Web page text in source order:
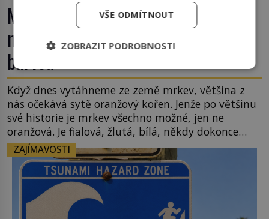
Mrkev není jen oranžová. Její
neuvěřitelný příběh začíná fialovou
barvou
Když dnes vytáhneme ze země mrkev, většina z
nás očekává sytě oranžový kořen. Jenže po většinu
své historie je mrkev všechno možné, jen ne
oranžová. Je fialová, žlutá, bílá, někdy dokonce
téměř černá. Až díky stovkám let pečlivého
šlechtění se z ní stává zelenina, bez které si českou
zahradu ani nedokážeme představit. Její příběh je
ZAJÍMAVOSTI
VŠE ODMÍTNOUT
ZOBRAZIT PODROBNOSTI